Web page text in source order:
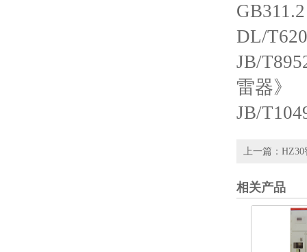
DL/
JB/
雷器》
JB/
上一篇： HZ30
相关产品